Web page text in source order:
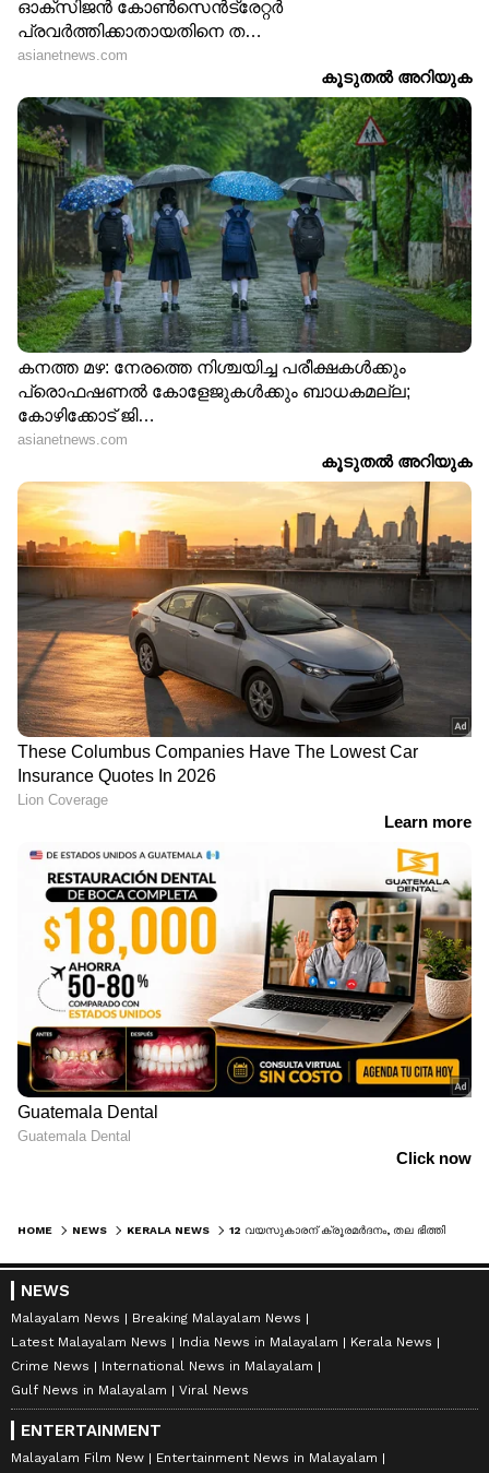
HOME NEWS KERALA NEWS
NEWS
Malayalam News
Breaking Malayalam News
Latest Malayalam News
India News in Malayalam
Kerala News
Crime News
International News in Malayalam
Gulf News in Malayalam
Viral News
ENTERTAINMENT
Malayalam Film New
Entertainment News in Malayalam